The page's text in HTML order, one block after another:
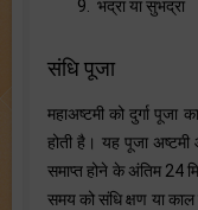
9. भद्रा या सुभद्रा
संधि पूजा
महाअष्टमी को दुर्गा पूजा
होती है। यह पूजा
समाप्त होने के अंतिम 24
समय को संधि क्षण या